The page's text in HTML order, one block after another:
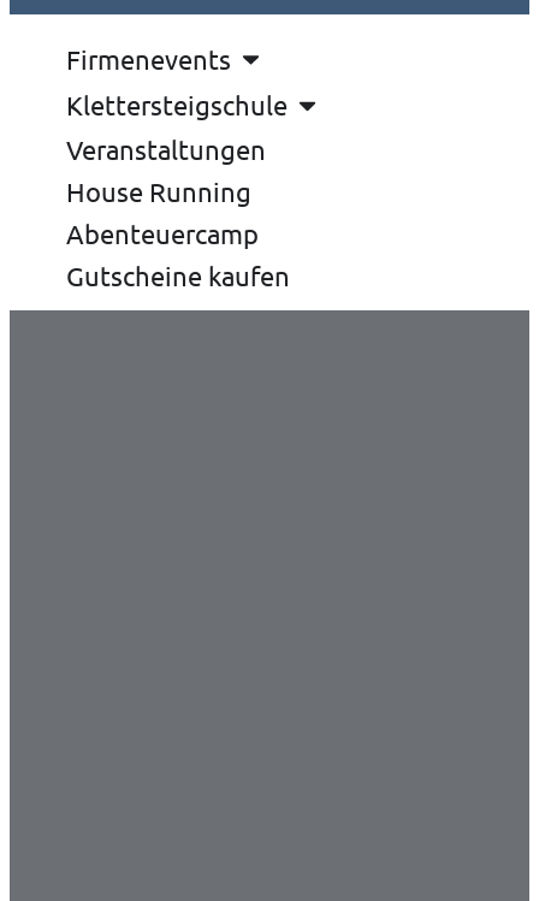
Firmenevents
Klettersteigschule
Veranstaltungen
House Running
Abenteuercamp
Gutscheine kaufen